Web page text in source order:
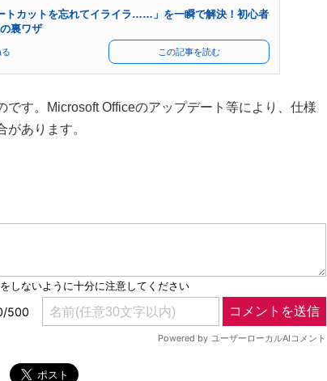
トカットを忘れてイライラ……」を一瞬で解決！初心者
裏ワザ
この記事を読む
す。Microsoft Officeのアップデート等により、仕様
あります。